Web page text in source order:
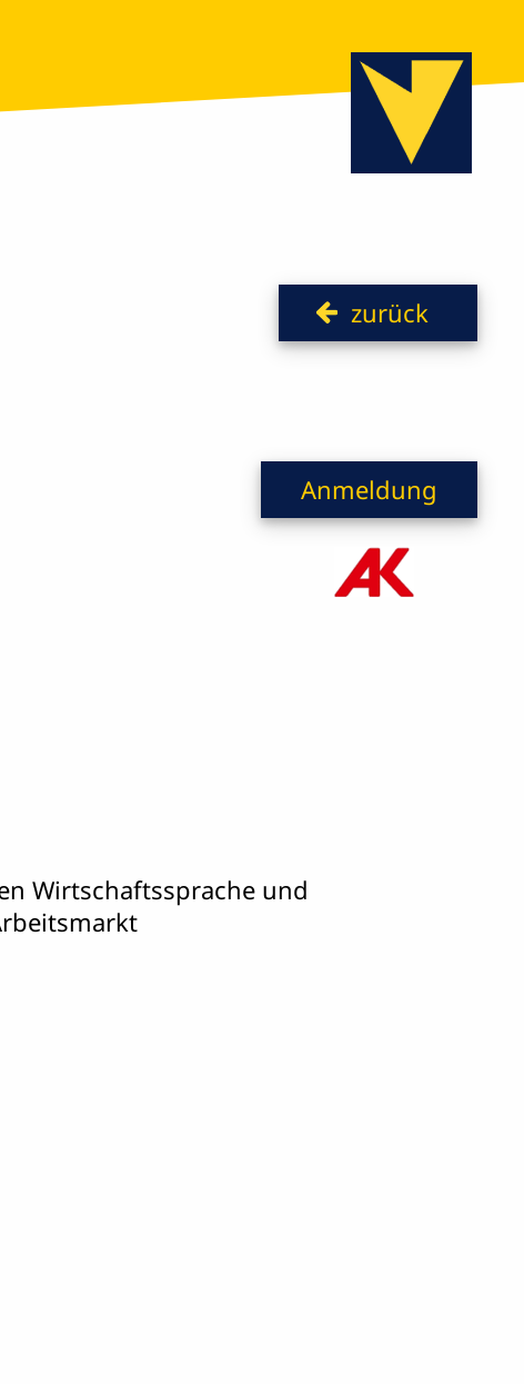
zurück
Anmeldung
Wirtschaftssprache und